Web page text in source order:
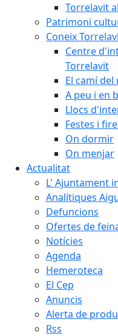
Torrelavit
Patrimoni
Coneix
Centre
Torrelavit
El camí del
A peu i en
Llocs
Festes i
On dormir
On menjar
Actualitat
L' Ajuntament
Analítiques
Defuncions
Ofertes de
Notícies
Agenda
Hemeroteca
El Cep
Anuncis
Alerta de
Rss